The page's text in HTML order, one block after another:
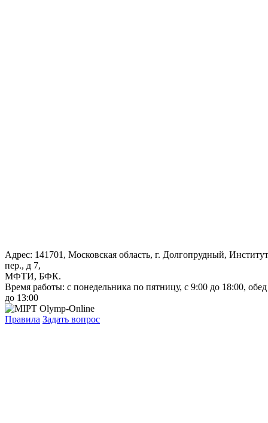
Адрес: 141701, Московская область, г. Долгопрудный,
пер., д 7,
МФТИ, БФК.
Время работы: с понедельника по пятницу, с 9:00 до 18:00,
до 13:00
Правила Задать вопрос